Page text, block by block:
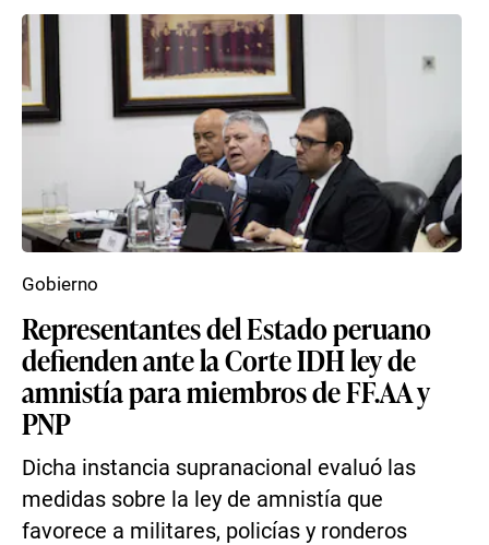
Representantes del Estado peruano
defienden ante la Corte IDH ley de
amnistía para miembros de FF.AA y
PNP
Dicha instancia supranacional evaluó las
medidas sobre la ley de amnistía que
favorece a militares, policías y ronderos
Gobierno